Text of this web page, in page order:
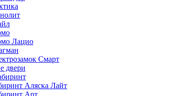
Лацио
Смарт
двери
Аляска Лайт
Арт